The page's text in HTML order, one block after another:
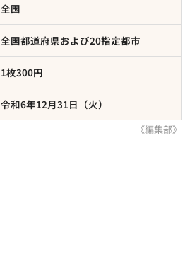
全国
全国都道府県および20指定都市
1枚300円
令和6年12月31日（火）
《編集部》